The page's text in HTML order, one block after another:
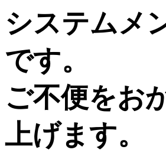
システムメ
です。
ご不便をお
上げます。